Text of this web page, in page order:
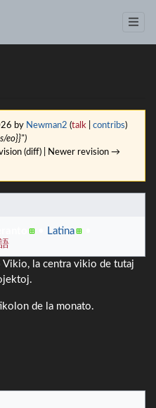
by Newman2 (talk contribs)
eo}}")
(diff) | Newer revision →
Latina
la centra vikio de tutaj
de la monato.